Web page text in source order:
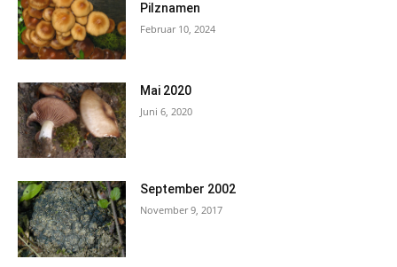
Pilznamen
Februar 10, 2024
Mai 2020
Juni 6, 2020
September 2002
November 9, 2017